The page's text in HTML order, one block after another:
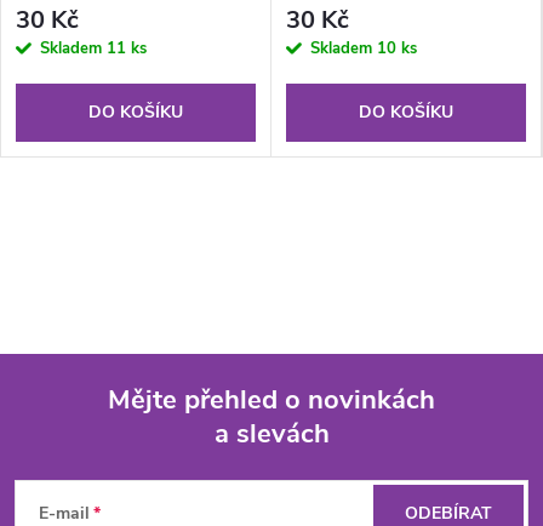
30 Kč
Skladem 11 ks
DO KOŠÍKU
30 Kč
Skladem 10 ks
DO KOŠÍKU
Mějte přehled o novinkách
a slevách
E-mail ODEBÍRAT